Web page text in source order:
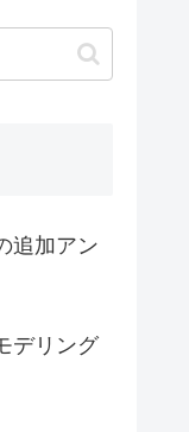
追加アン
デリング